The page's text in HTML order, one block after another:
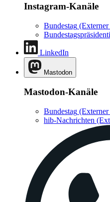
Instagram-Kanäle
Bundestag
LinkedIn
Mastodon
Mastodon-Kanäle
Bundestag
hib-Nachrichten